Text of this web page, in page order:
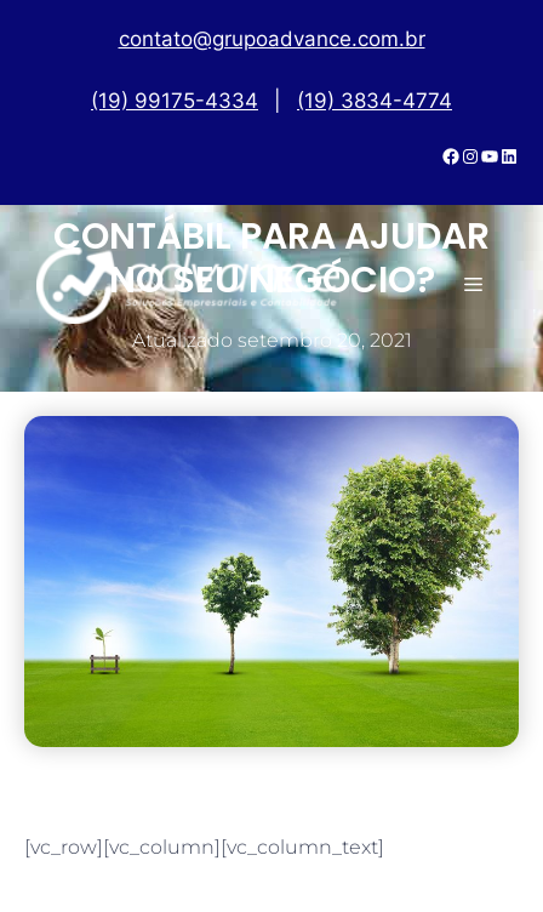
contato@grupoadvance.com.br
(19) 99175-4334 (19) 3834-4774
PROCURA UM ESCRITÓRIO
CONTÁBIL PARA AJUDAR
NO SEU NEGÓCIO?
Atualizado setembro 20, 2021
[vc_row][vc_column][vc_column_text]